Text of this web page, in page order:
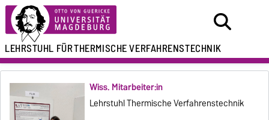
LEHRSTUHL FÜRTHERMISCHE VERFAHRENSTECHNIK
Wiss. Mitarbeiter:in
Lehrstuhl Thermische Verfahrenstechnik